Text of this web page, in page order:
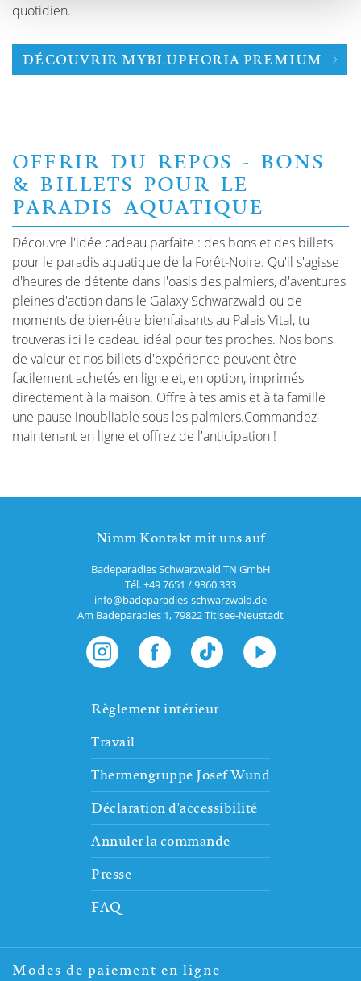
quotidien.
DÉCOUVRIR MYBLUPHORIA PREMIUM
OFFRIR DU REPOS - BONS
& BILLETS POUR LE
PARADIS AQUATIQUE
Découvre l'idée cadeau parfaite : des bons et des billets
pour le paradis aquatique de la Forêt-Noire. Qu'il s'agisse
d'heures de détente dans l'oasis des palmiers, d'aventures
pleines d'action dans le Galaxy Schwarzwald ou de
moments de bien-être bienfaisants au Palais Vital, tu
trouveras ici le cadeau idéal pour tes proches. Nos bons
de valeur et nos billets d'expérience peuvent être
facilement achetés en ligne et, en option, imprimés
directement à la maison. Offre à tes amis et à ta famille
une pause inoubliable sous les palmiers.Commandez
maintenant en ligne et offrez de l'anticipation !
Nimm Kontakt mit uns auf
Badeparadies Schwarzwald TN GmbH
Tél.+49 7651 / 9360 333
info@badeparadies-schwarzwald.de
Am Badeparadies 1,79822Titisee-Neustadt
Règlement intérieur
Travail
Thermengruppe Josef Wund
Déclaration d'accessibilité
Annuler la commande
Presse
FAQ
Modes de paiement en ligne